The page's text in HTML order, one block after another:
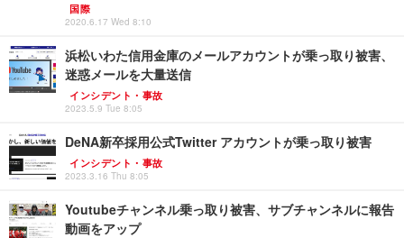
国際
2020.6.17 Wed 8:10
浜松いわた信用金庫のメールアカウントが乗っ取り被害、
迷惑メールを大量送信
インシデント・事故
2023.5.9 Tue 8:05
DeNA新卒採用公式Twitter アカウントが乗っ取り被害
インシデント・事故
2023.3.16 Thu 8:05
Youtubeチャンネル乗っ取り被害、サブチャンネルに報告
動画をアップ